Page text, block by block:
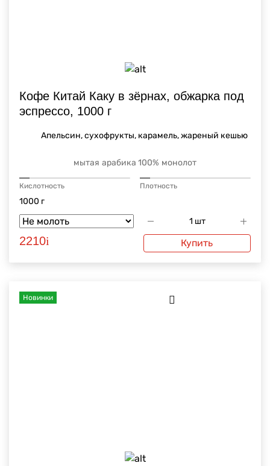
Кофе Китай Каку в зёрнах, обжарка под
эспрессо, 1000 г
Апельсин, сухофрукты, карамель, жареный кешью
мытая арабика 100% монолот
Кислотность Плотность
1000 г
2210i Купить
Новинки